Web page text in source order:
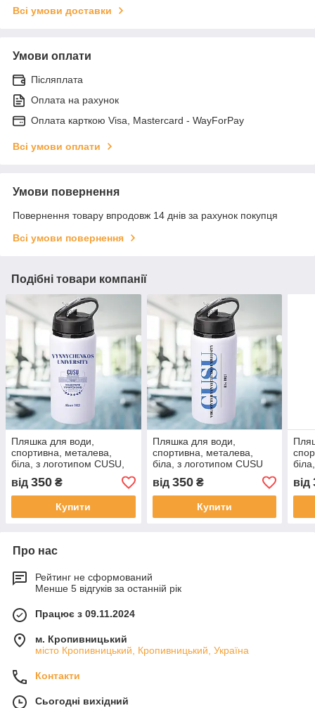
Всі умови доставки
Умови оплати
Післяплата
Оплата на рахунок
Оплата карткою Visa, Mastercard - WayForPay
Всі умови оплати
Умови повернення
Повернення товару впродовж 14 днів за рахунок покупця
Всі умови повернення
Подібні товари компанії
Пляшка для води,
спортивна, металева,
біла, з логотипом CUSU,
since 1921
від 350 ₴
Купити
Пляшка для води,
спортивна, металева,
біла, з логотипом CUSU
від 350₴
Купити
від
Про нас
Рейтинг не сформований
Менше 5 відгуків за останній рік
Працює з 09.11.2024
м. Кропивницький
місто Кропивницький, Кропивницький, Україна
Контакти
Сьогодні вихідний